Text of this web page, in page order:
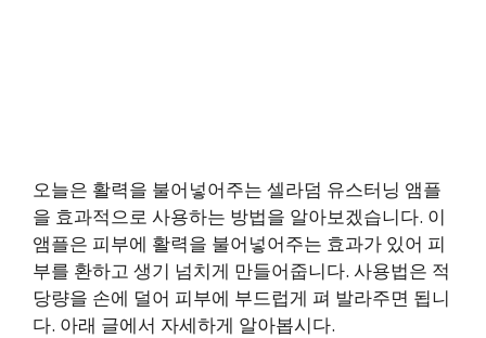
오늘은 활력을 불어넣어주는 셀라덤 유스터닝 앰플
을 효과적으로 사용하는 방법을 알아보겠습니다. 이
앰플은 피부에 활력을 불어넣어주는 효과가 있어 피
부를 환하고 생기 넘치게 만들어줍니다. 사용법은 적
당량을 손에 덜어 피부에 부드럽게 펴 발라주면 됩니
다. 아래 글에서 자세하게 알아봅시다.